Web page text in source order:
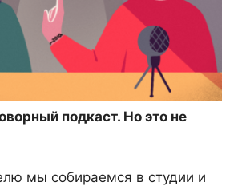
подкаст. Но это не
мы собираемся в студии и